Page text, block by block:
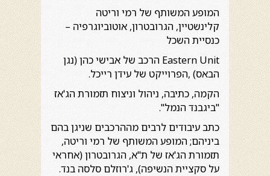
המופע המשותף של רמי וריטה
קלינשטיין, הגרובטרון, אוטוביוגרפיה –
כנסיית השכל
Eastern Unit הרכב של אבישי כהן (נגן
הבאס) ,הפרוייקט של עידן רייכל.
הקמה, כתיבה, ניהול וניצוח תזמורת הג'אז
"ביגבנד הנמל".
כתב עיבודים לרבים מההרכבים שניגן בהם
ביניהם; המופע המשותף של רמי וריטה,
תזמורת הג'אז של ת"א, הגרובטרון (אחראי
על סקציית הנשיפה), ג'רוזלם סלסה בנד.